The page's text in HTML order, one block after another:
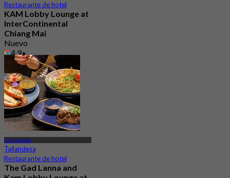
Restaurante de hotel
KAM Lobby Lounge at
InterContinental
Chiang Mai
Nuevo
4.9
Desde฿ 625
Chiang Mai
Tailandesa
Restaurante de hotel
The Gad Lanna and